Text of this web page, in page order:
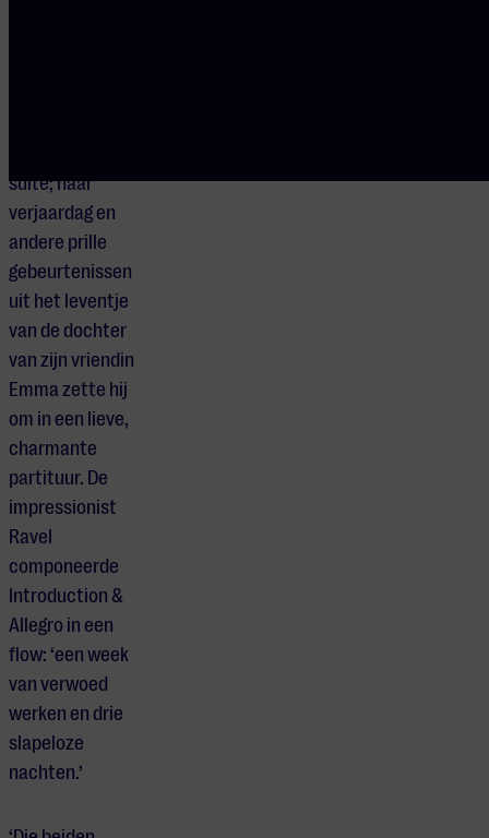
suite; haar
verjaardag en
andere prille
gebeurtenissen
uit het leventje
van de dochter
van zijn vriendin
Emma zette hij
om in een lieve,
charmante
partituur. De
impressionist
Ravel
componeerde
Introduction &
Allegro in een
flow: ‘een week
van verwoed
werken en drie
slapeloze
nachten.’